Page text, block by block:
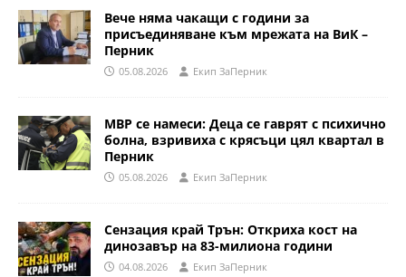
Вече няма чакащи с години за
присъединяване към мрежата на ВиК –
Перник
05.08.2026 Eкип ЗаПерник
МВР се намеси: Деца се гаврят с психично
болна, взривиха с крясъци цял квартал в
Перник
05.08.2026 Eкип ЗаПерник
Сензация край Трън: Откриха кост на
динозавър на 83-милиона години
04.08.2026 Eкип ЗаПерник